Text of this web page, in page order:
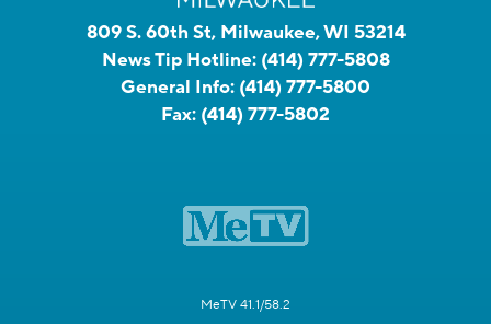
809 S. 60th St, Milwaukee, WI 53214
News Tip Hotline: (414) 777-5808
General Info: (414) 777-5800
Fax: (414) 777-5802
MeTV 41.1/58.2